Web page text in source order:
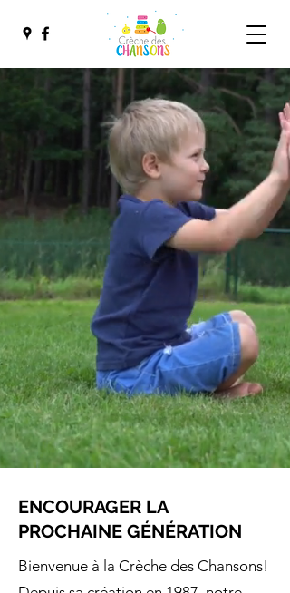
ENCOURAGER LA
PROCHAINE GÉNÉRATION
Bienvenue à la Crèche des Chansons!